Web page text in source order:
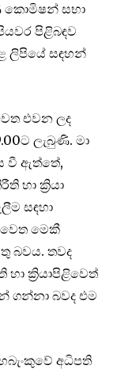
කොමිෂන් සභා
පිළිබඳව
ලිපියේ සඳහන්
එවන ලද
ලැබුණි. මා
වී ඇත්තේ,
හා ක්‍රියා
සඳහා
මෙකී
බවය. තවද
ක්‍රියාපිළිවෙත්
ගන්නා බවද එම
අධිපති